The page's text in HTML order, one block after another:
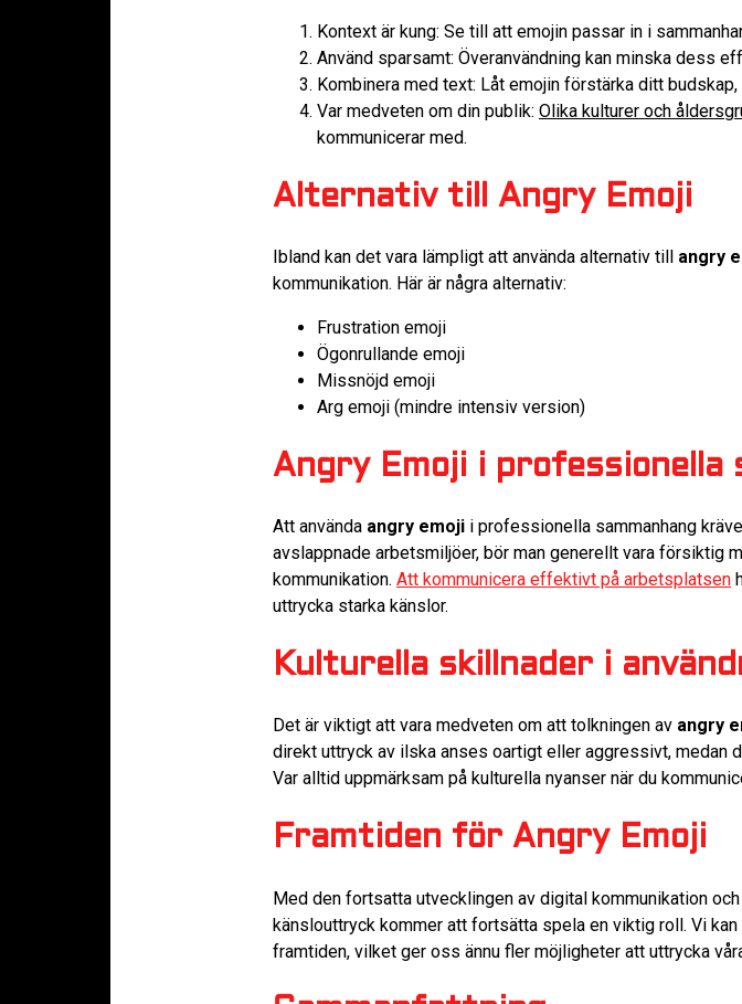
Kontext är kung: Se till att emojin passar in i
Använd sparsamt: Överanvändning kan minska dess
Kombinera med text: Låt emojin förstärka ditt
Var medveten om din publik: Olika kulturer och
kommunicerar med.
Alternativ till Angry Emoji
Ibland kan det vara lämpligt att använda alternativ till angry
kommunikation. Här är några alternativ:
Frustration emoji
Ögonrullande emoji
Missnöjd emoji
Arg emoji (mindre intensiv version)
Angry Emoji i professionella
Att använda angry emoji i professionella sammanhang
avslappnade arbetsmiljöer, bör man generellt vara försiktig
kommunikation. Att kommunicera effektivt på arbetsplatsen
uttrycka starka känslor.
Kulturella skillnader i
Det är viktigt att vara medveten om att tolkningen av angry
direkt uttryck av ilska anses oartigt eller aggressivt, medan
Var alltid uppmärksam på kulturella nyanser när du
Framtiden för Angry Emoji
Med den fortsatta utvecklingen av digital kommunikation
känslouttryck kommer att fortsätta spela en viktig roll. Vi
framtiden, vilket ger oss ännu fler möjligheter att uttrycka